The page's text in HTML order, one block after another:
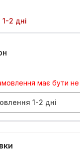
2 дні
має бути
1-2 дні